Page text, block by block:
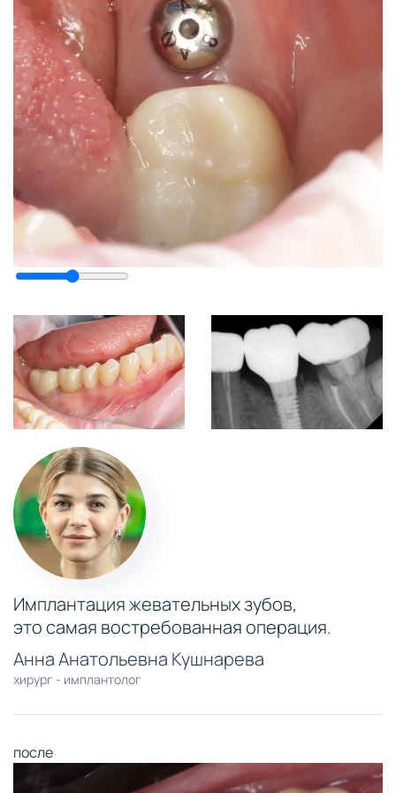
Имплантация жевательных зубов,
это самая востребованная операция.
Анна Анатольевна Кушнарева
хирург - имплантолог
после